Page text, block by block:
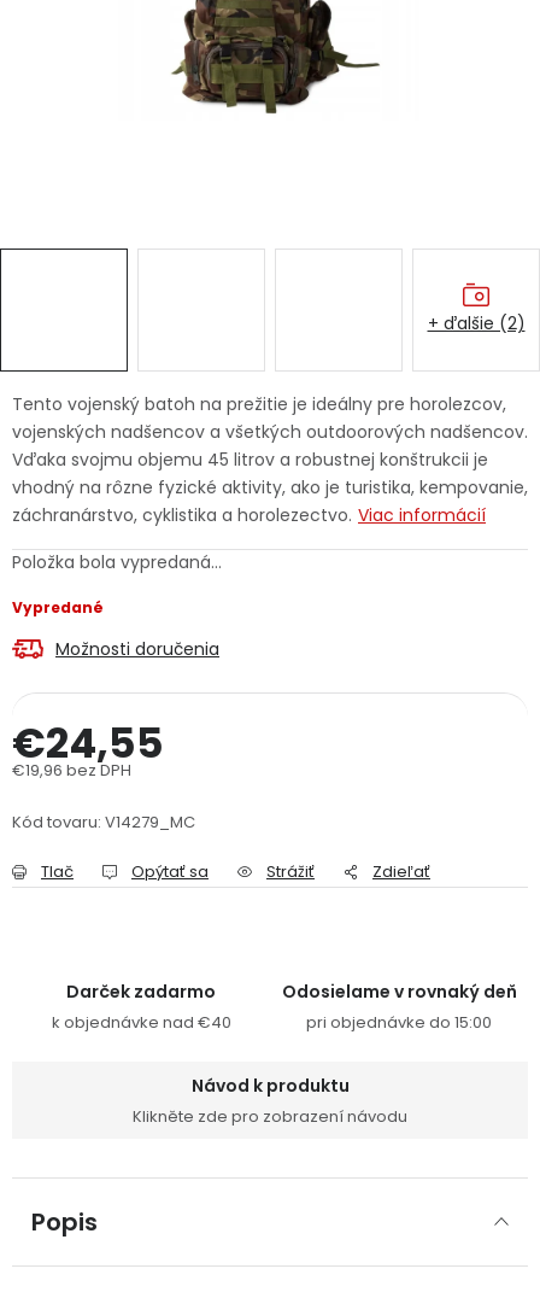
Ochranné pracovné pomôcky
Servis náradia Hodnotenie obchodu
Doprava a platba Váš zákaznícky účet
Kontakty
Reklamačný formulár
Obchodné podmienky Reklamačný poriadok
Podmienky ochrany osobných údajov
Tento vojenský batoh na prežitie je ideálny pre horolezcov,
vojenských nadšencov a všetkých outdoorových nadšencov.
Vďaka svojmu objemu 45 litrov a robustnej konštrukcii je
vhodný na rôzne fyzické aktivity, ako je turistika, kempovanie,
záchranárstvo, cyklistika a horolezectvo. Viac informácií
Položka bola vypredaná…
Vypredané
Možnosti doručenia
€24,55
€19,96 bez DPH
Kód tovaru: V14279_MC
Tlač Opýtať sa Strážiť Zdieľať
+ ďalšie (2)
Darček zadarmo
k objednávke nad €40
Odosielame v rovnaký deň
pri objednávke do 15:00
Návod k produktu
Klikněte zde pro zobrazení návodu
Popis